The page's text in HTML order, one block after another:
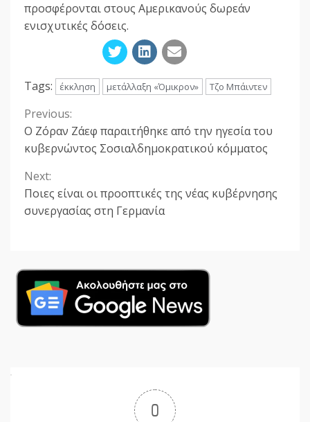
προσφέρονται στους Αμερικανούς δωρεάν
ενισχυτικές δόσεις.
Tags: έκκληση μετάλλαξη «Όμικρον» Τζο Μπάιντεν
Continue
Reading
Previous:
Ο Ζόραν Ζάεφ παραιτήθηκε από την ηγεσία του
κυβερνώντος Σοσιαλδημοκρατικού κόμματος
Next:
Ποιες είναι οι προοπτικές της νέας κυβέρνησης
συνεργασίας στη Γερμανία
0